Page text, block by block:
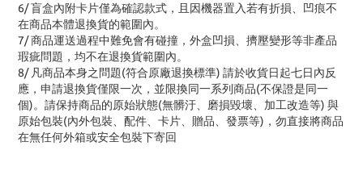
6/ 盲盒內附卡片僅為確認款式，且因機器置入若有折損、凹痕不
在商品本體退換貨的範圍內。
7/ 商品運送過程中難免會有碰撞，外盒凹損、擠壓變形等非產品
瑕疵問題，均不在退換貨範圍內。
8/ 凡商品本身之問題(符合原廠退換標準) 請於收貨日起七日內反
應，申請退換貨僅限一次，並限換同一系列商品(不保證是同一
個)。請保持商品的原始狀態(無髒汙、磨損毀壞、加工改造等) 與
原始包裝(內外包裝、配件、卡片、贈品、發票等)，勿直接將商品
在無任何外箱或安全包裝下寄回